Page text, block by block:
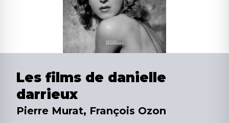
Les films de danielle
darrieux
Pierre Murat, François Ozon